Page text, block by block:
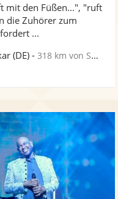
Fotos
mit den Füßen...", "ruft
die Zuhörer zum
...
(DE) -318 km von Sangerhausen